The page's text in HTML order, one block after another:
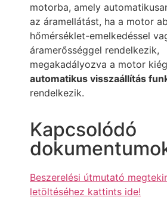
motorba, amely
az áramellátást, ha a motor
hőmérséklet-emelkedéssel
áramerősséggel rendelkezik,
megakadályozva a motor
automatikus visszaállítás
rendelkezik.
Kapcsolódó
Beszerelési útmutató
letöltéséhez kattints ide!